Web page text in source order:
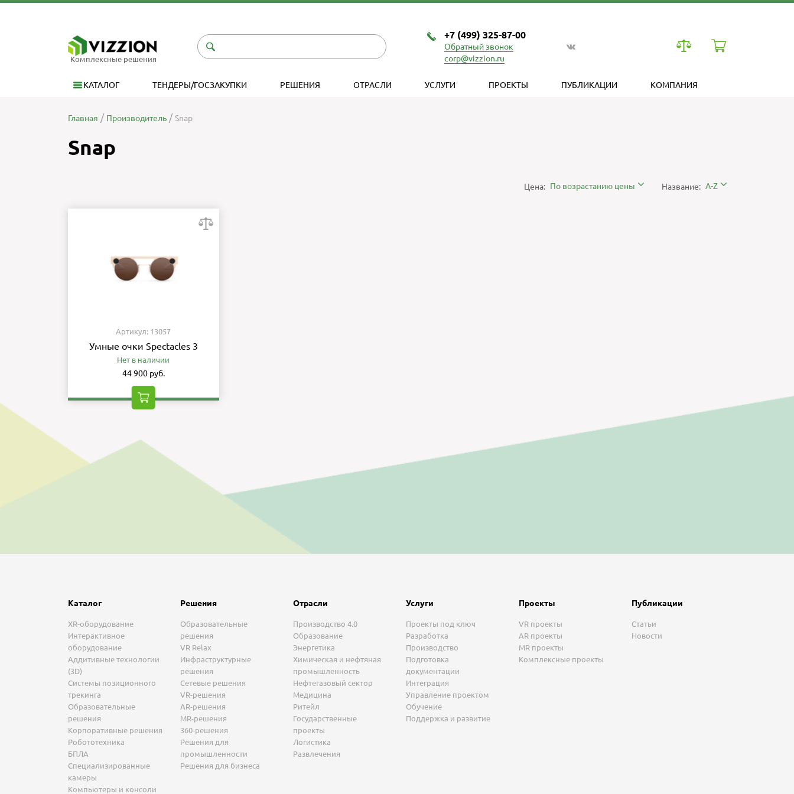
Комплексные решения
+7 (499) 325-87-00
Обратный звонок
corp@vizzion.ru
КАТАЛОГ ТЕНДЕРЫ/ГОСЗАКУПКИ РЕШЕНИЯ ОТРАСЛИ УСЛУГИ ПРОЕКТЫ ПУБЛИКАЦИИ КОМПАНИЯ
Главная Производитель Snap
Snap
Цена: По возрастанию цены Название: A-Z
Артикул: 13057
Умные очки Spectacles 3
Нет в наличии
44 900 руб.
Каталог
XR-оборудование
Интерактивное
оборудование
Аддитивные технологии
(3D)
Системы позиционного
трекинга
Образовательные
решения
Корпоративные решения
Робототехника
БПЛА
Специализированные
камеры
Компьютеры и консоли
Решения
Образовательные
решения
VR Relax
Инфраструктурные
решения
Сетевые решения
VR-решения
AR-решения
MR-решения
360-решения
Решения для
промышленности
Решения для бизнеса
Отрасли
Производство 4.0
Образование
Энергетика
Химическая и нефтяная
промышленность
Нефтегазовый сектор
Медицина
Ритейл
Государственные
проекты
Логистика
Развлечения
Услуги
Проекты под ключ
Разработка
Производство
Подготовка
документации
Интеграция
Управление проектом
Обучение
Поддержка и развитие
Проекты
VR проекты
AR проекты
MR проекты
Комплексные проекты
Публикации
Статьи
Новости